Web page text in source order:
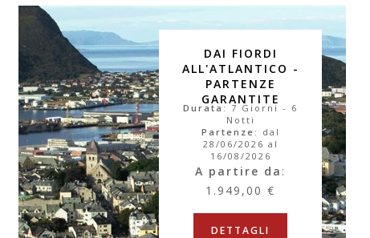
DAI FIORDI
ALL'ATLANTICO -
PARTENZE
GARANTITE
Durata: 7 Giorni - 6
Notti
Partenze : dal
28/06/2026 al
16/08/2026
A partire da :
1.949,00 €
DETTAGLI